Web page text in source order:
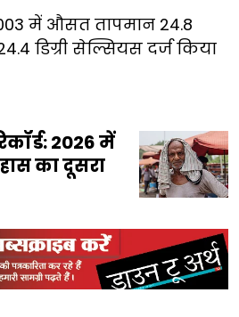
में औसत तापमान 24.8
डिग्री सेल्सियस दर्ज किया
2026 में
का दूसरा